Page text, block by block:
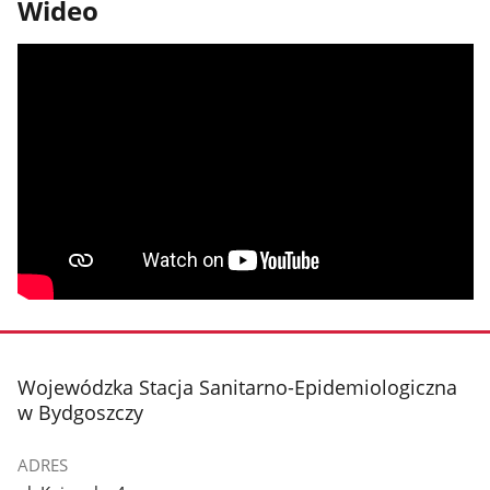
Wideo
stopka
Wojewódzka Stacja Sanitarno-Epidemiologiczna
w Bydgoszczy
ADRES